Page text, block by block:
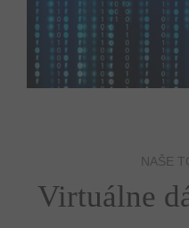
NAŠE
Virtuálne